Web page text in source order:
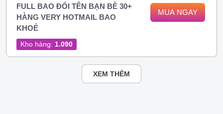
FULL BAO ĐỔI TÊN BẠN BÈ 30+
HÀNG VERY HOTMAIL BAO
KHOẺ
Kho hàng: 1.090
MUA NGAY
XEM THÊM